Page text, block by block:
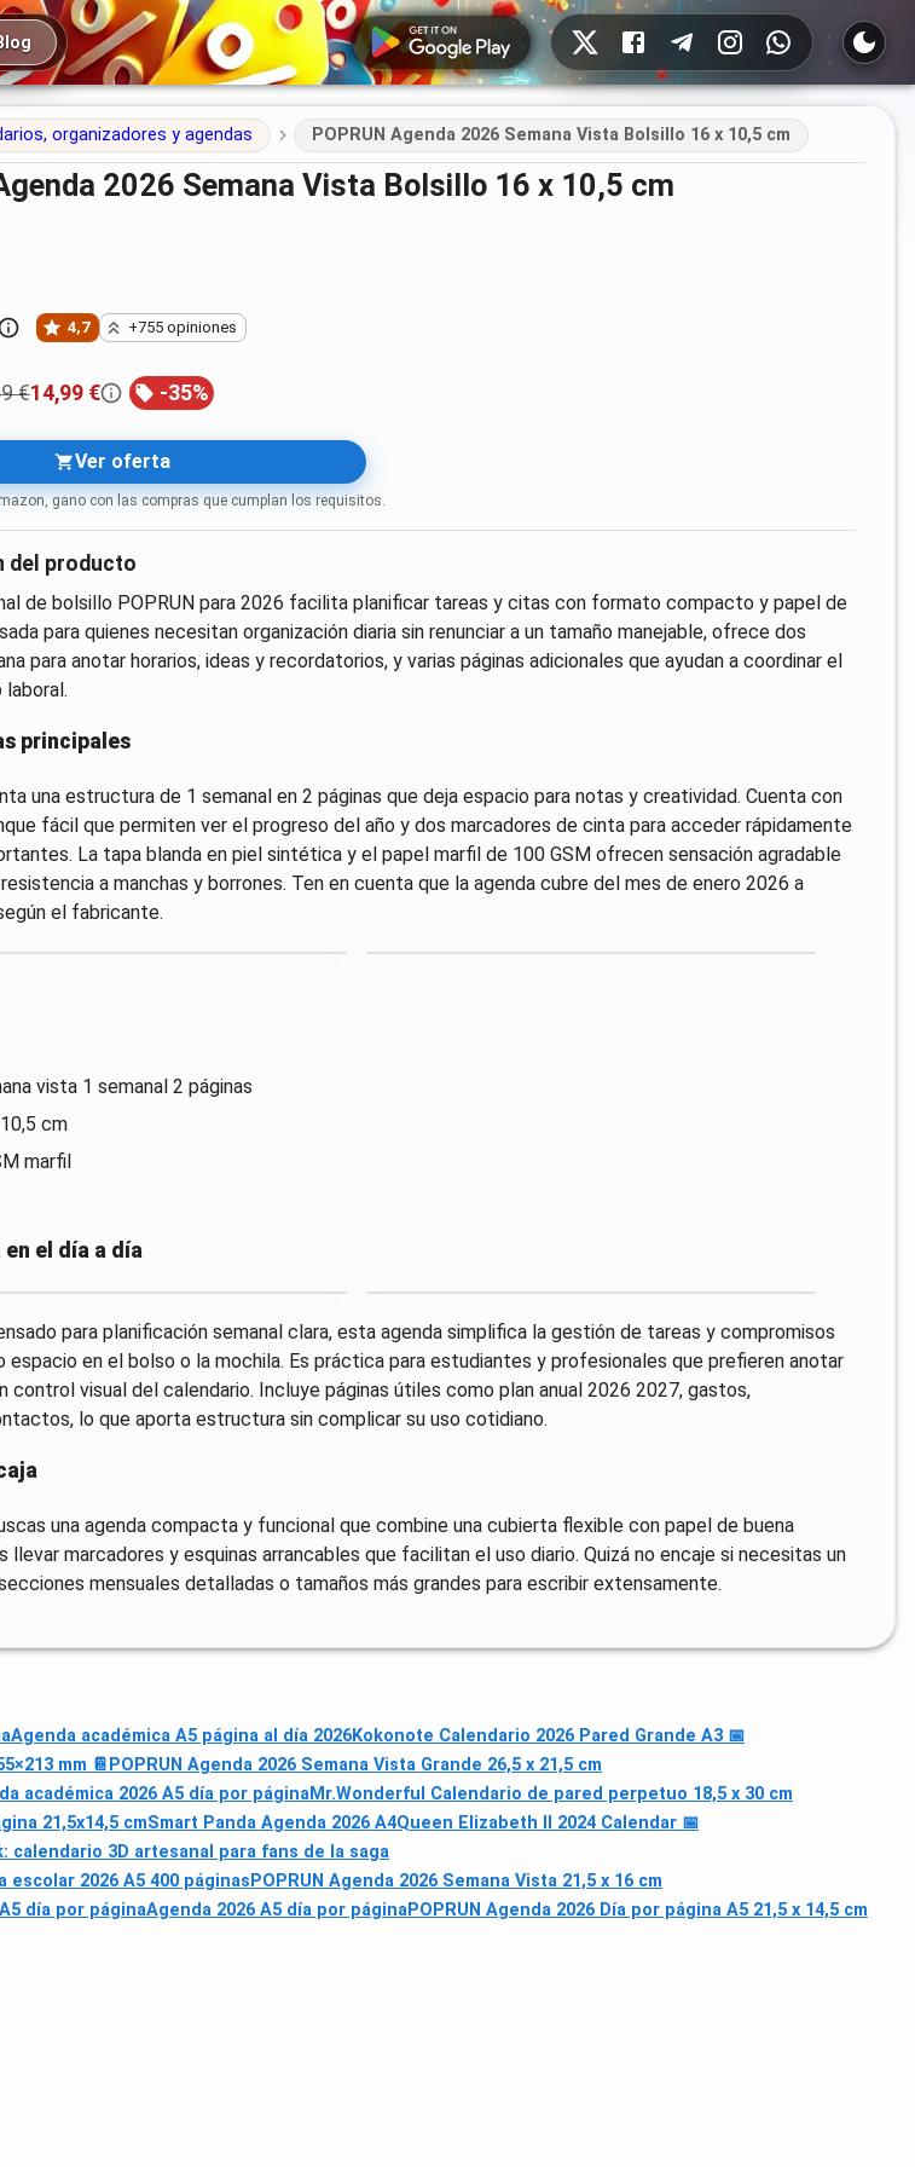
Redes sociales
organizadores y agendas POPRUN Agenda 2026 Semana Vista Bolsillo 16 x 10,5 cm
Agenda 2026 Semana Vista Bolsillo 16 x 10,5 cm
4,7 +755 opiniones
€14,99 € -35%
Ver oferta
gano con las compras que cumplan los requisitos.
del producto
de bolsillo POPRUN para 2026 facilita planificar tareas y citas con formato compacto y papel de
para quienes necesitan organización diaria sin renunciar a un tamaño manejable, ofrece dos
para anotar horarios, ideas y recordatorios, y varias páginas adicionales que ayudan a coordinar el
laboral.
principales
una estructura de 1 semanal en 2 páginas que deja espacio para notas y creatividad. Cuenta con
fácil que permiten ver el progreso del año y dos marcadores de cinta para acceder rápidamente
La tapa blanda en piel sintética y el papel marfil de 100 GSM ofrecen sensación agradable
a manchas y borrones. Ten en cuenta que la agenda cubre del mes de enero 2026 a
el fabricante.
vista 1 semanal 2 páginas
cm
marfil
en el día a día
para planificación semanal clara, esta agenda simplifica la gestión de tareas y compromisos
espacio en el bolso o la mochila. Es práctica para estudiantes y profesionales que prefieren anotar
control visual del calendario. Incluye páginas útiles como plan anual 2026 2027, gastos,
lo que aporta estructura sin complicar su uso cotidiano.
una agenda compacta y funcional que combine una cubierta flexible con papel de buena
llevar marcadores y esquinas arrancables que facilitan el uso diario. Quizá no encaje si necesitas un
mensuales detalladas o tamaños más grandes para escribir extensamente.
Agenda académica A5 página al día 2026Kokonote Calendario 2026 Pared Grande A3 📅
mm 📔 POPRUN Agenda 2026 Semana Vista Grande 26,5 x 21,5 cm
académica 2026 A5 día por páginaMr.Wonderful Calendario de pared perpetuo 18,5 x 30 cm
21,5x14,5 cmSmart Panda Agenda 2026 A4Queen Elizabeth II 2024 Calendar 📅
calendario 3D artesanal para fans de la saga
escolar 2026 A5 400 páginas POPRUN Agenda 2026 Semana Vista 21,5 x 16 cm
día por páginaAgenda 2026 A5 día por páginaPOPRUN Agenda 2026 Día por página A5 21,5 x 14,5 cm